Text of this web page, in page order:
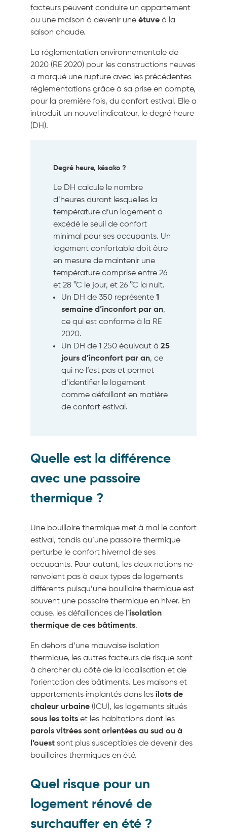
facteurs peuvent conduire un appartement
ou une maison à devenir une étuve à la
saison chaude.
La réglementation environnementale de
2020 (RE 2020) pour les constructions neuves
a marqué une rupture avec les précédentes
réglementations grâce à sa prise en compte,
pour la première fois, du confort estival. Elle a
introduit un nouvel indicateur, le degré heure
(DH).
Degré heure, késako ?
Le DH calcule le nombre
d’heures durant lesquelles la
température d’un logement a
excédé le seuil de confort
minimal pour ses occupants. Un
logement confortable doit être
en mesure de maintenir une
température comprise entre 26
et 28 °C le jour, et 26 °C la nuit.
Un DH de 350 représente 1
semaine d’inconfort par an,
ce qui est conforme à la RE
2020.
Un DH de 1 250 équivaut à 25
jours d’inconfort par an, ce
qui ne l’est pas et permet
d’identifier le logement
comme défaillant en matière
de confort estival.
Quelle est la différence
avec une passoire
thermique ?
Une bouilloire thermique met à mal le confort
estival, tandis qu’une passoire thermique
perturbe le confort hivernal de ses
occupants. Pour autant, les deux notions ne
renvoient pas à deux types de logements
différents puisqu’une bouilloire thermique est
souvent une passoire thermique en hiver. En
cause, les défaillances de l’isolation
thermique de ces bâtiments.
En dehors d’une mauvaise isolation
thermique, les autres facteurs de risque sont
à chercher du côté de la localisation et de
l’orientation des bâtiments. Les maisons et
appartements implantés dans lesîlots de
chaleur urbaine (ICU), les logements situés
sous les toits et les habitations dont les
parois vitrées sont orientées au sud ou à
l’ouest sont plus susceptibles de devenir des
bouilloires thermiques en été.
Quel risque pour un
logement rénové de
surchauffer en été ?